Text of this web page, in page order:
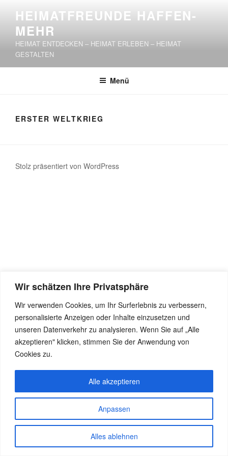
Wir schätzen Ihre Privatsphäre
Wir verwenden Cookies, um Ihr Surferlebnis zu verbessern,
personalisierte Anzeigen oder Inhalte einzusetzen und
unseren Datenverkehr zu analysieren. Wenn Sie auf „Alle
akzeptieren" klicken, stimmen Sie der Anwendung von
Cookies zu.
Anpassen
Alles ablehnen
Alle akzeptieren
springen
HEIMATFREUNDE HAFFEN-
MEHR
HEIMAT ENTDECKEN – HEIMAT ERLEBEN – HEIMAT
GESTALTEN
Menü
ERSTER WELTKRIEG
Stolz präsentiert von WordPress